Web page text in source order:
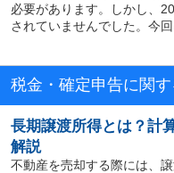
必要があります。しかし、
されていませんでした。今
税金・確定申告に関
長期譲渡所得とは？計
解説
不動産を売却する際には、